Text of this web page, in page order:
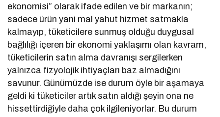
ekonomisi” olarak ifade edilen ve bir markanın;
sadece ürün yani mal yahut hizmet satmakla
kalmayıp, tüketicilere sunmuş olduğu duygusal
bağlılığı içeren bir ekonomi yaklaşımı olan kavram,
tüketicilerin satın alma davranışı sergilerken
yalnızca fizyolojik ihtiyaçları baz almadığını
savunur. Günümüzde ise durum öyle bir aşamaya
geldi ki tüketiciler artık satın aldığı şeyin ona ne
hissettirdiğiyle daha çok ilgileniyorlar. Bu durum